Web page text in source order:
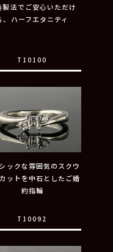
製法でご安心いただけ
、ハーフエタニティ
T10100
ックな雰囲気のスクウ
ットを中石としたご婚
約指輪
T10092